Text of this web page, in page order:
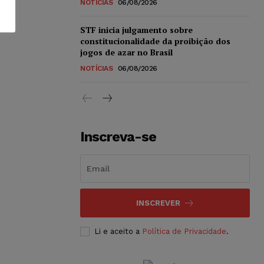
NOTÍCIAS 06/08/2026
STF inicia julgamento sobre
constitucionalidade da proibição dos
jogos de azar no Brasil
NOTÍCIAS 06/08/2026
Inscreva-se
INSCREVER
Li e aceito a Política de Privacidade.